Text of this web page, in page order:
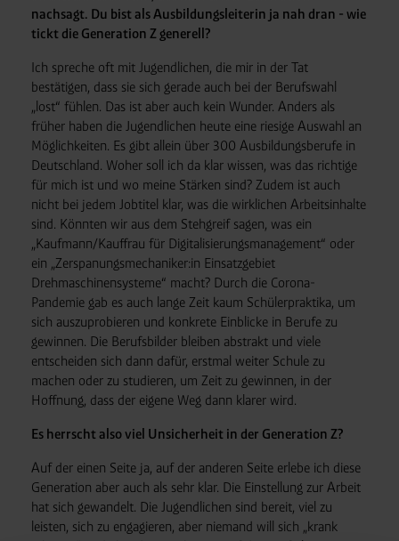
nachsagt. Du bist als Ausbildungsleiterin ja nah dran - wie
tickt die Generation Z generell?
Ich spreche oft mit Jugendlichen, die mir in der Tat
bestätigen, dass sie sich gerade auch bei der Berufswahl
„lost“ fühlen. Das ist aber auch kein Wunder. Anders als
früher haben die Jugendlichen heute eine riesige Auswahl an
Möglichkeiten. Es gibt allein über 300 Ausbildungsberufe in
Deutschland. Woher soll ich da klar wissen, was das richtige
für mich ist und wo meine Stärken sind? Zudem ist auch
nicht bei jedem Jobtitel klar, was die wirklichen Arbeitsinhalte
sind. Könnten wir aus dem Stehgreif sagen, was ein
„Kaufmann/Kauffrau für Digitalisierungsmanagement“ oder
ein „Zerspanungsmechaniker:in Einsatzgebiet
Drehmaschinensysteme“ macht? Durch die Corona-
Pandemie gab es auch lange Zeit kaum Schülerpraktika, um
sich auszuprobieren und konkrete Einblicke in Berufe zu
gewinnen. Die Berufsbilder bleiben abstrakt und viele
entscheiden sich dann dafür, erstmal weiter Schule zu
machen oder zu studieren, um Zeit zu gewinnen, in der
Hoffnung, dass der eigene Weg dann klarer wird.
Es herrscht also viel Unsicherheit in der Generation Z?
Auf der einen Seite ja, auf der anderen Seite erlebe ich diese
Generation aber auch als sehr klar. Die Einstellung zur Arbeit
hat sich gewandelt. Die Jugendlichen sind bereit, viel zu
leisten, sich zu engagieren, aber niemand will sich „krank